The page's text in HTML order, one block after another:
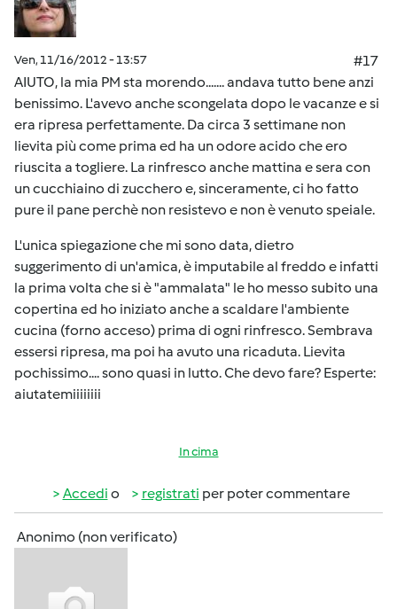
Ven, 11/16/2012 - 13:57
#17
AIUTO, la mia PM sta morendo....... andava tutto bene anzi
benissimo. L'avevo anche scongelata dopo le vacanze e si
era ripresa perfettamente. Da circa 3 settimane non
lievita più come prima ed ha un odore acido che ero
riuscita a togliere. La rinfresco anche mattina e sera con
un cucchiaino di zucchero e, sinceramente, ci ho fatto
pure il pane perchè non resistevo e non è venuto speiale.
L'unica spiegazione che mi sono data, dietro
suggerimento di un'amica, è imputabile al freddo e infatti
la prima volta che si è "ammalata" le ho messo subito una
copertina ed ho iniziato anche a scaldare l'ambiente
cucina (forno acceso) prima di ogni rinfresco. Sembrava
essersi ripresa, ma poi ha avuto una ricaduta. Lievita
pochissimo.... sono quasi in lutto. Che devo fare? Esperte:
aiutatemiiiiiiii
In cima
Accedi o registrati per poter commentare
Anonimo (non verificato)